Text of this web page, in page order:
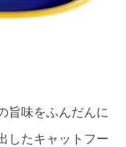
旨味をふんだんに
したキャットフー